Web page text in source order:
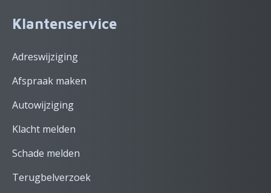
Klantenservice
Adreswijziging
Afspraak maken
Autowijziging
Klacht melden
Schade melden
Terugbelverzoek